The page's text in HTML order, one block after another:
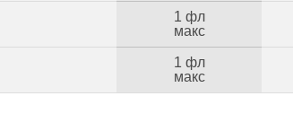
1 фл
макс
1 фл
макс